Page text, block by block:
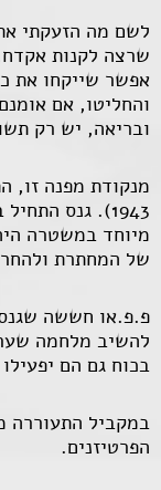
לשם מה הזעקתי
שרצה לקנות אקדח.
אפשר שייקחו את
והחליטו, אם
ובריאה, יש רק
מנקודת מפנה זו,
1943). גנס
מיוחד במשטרה
של המחתרת
פ.פ.או חששה
להשיב מלחמה
בכוח גם הם
במקביל התעוררה
הפרטיזנים.